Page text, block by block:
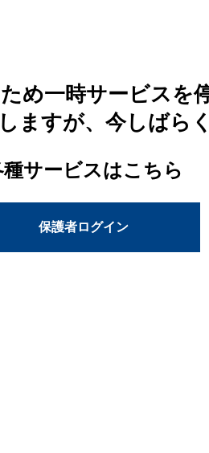
め一時サービスを
ますが、今しばら
種サービスはこちら
保護者ログイン